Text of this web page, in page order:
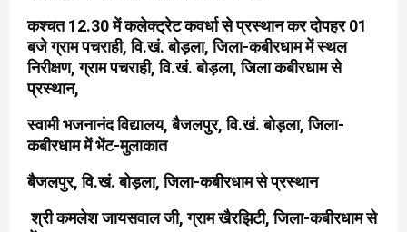
कश्चत 12.30 में कलेक्ट्रेटकवर्धा से प्रस्थान कर दोपहर 01
बजे ग्राम पचराही, वि.खं. बोड़ला, जिला-कबीरधाम में स्थल
निरीक्षण, ग्राम पचराही, वि.खं. बोड़ला, जिला कबीरधाम से
प्रस्थान,
स्वामी भजनानंद विद्यालय, बैजलपुर, वि.खं. बोड़ला, जिला-
कबीरधाम में भेंट-मुलाकात
बैजलपुर, वि.खं. बोड़ला, जिला-कबीरधाम से प्रस्थान
श्री कमलेश जायसवाल जी, ग्राम खैरझिटी, जिला-कबीरधाम से